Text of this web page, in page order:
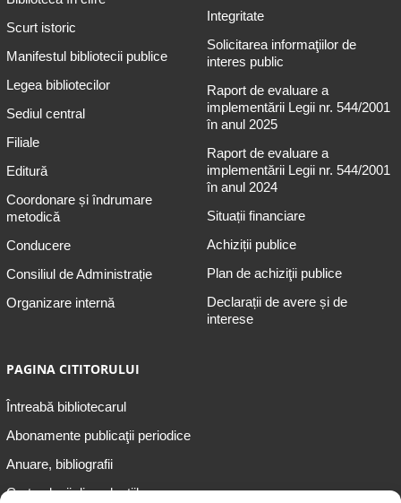
Scurt istoric
Manifestul bibliotecii publice
Legea bibliotecilor
Sediul central
Filiale
Editură
Coordonare și îndrumare
metodică
Conducere
Consiliul de Administrație
Organizare internă
Integritate
Solicitarea informaţiilor de
interes public
Raport de evaluare a
implementării Legii nr. 544/2001
în anul 2025
Raport de evaluare a
implementării Legii nr. 544/2001
în anul 2024
Situații financiare
Achiziții publice
Plan de achiziţii publice
Declarații de avere și de
interese
PAGINA CITITORULUI
Întreabă bibliotecarul
Abonamente publicaţii periodice
Anuare, bibliografii
Cartea lunii din colecțiile